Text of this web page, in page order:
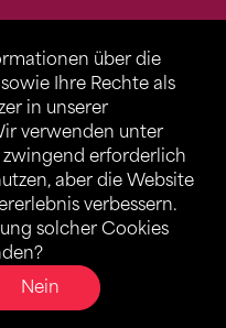
über die
Ihre Rechte als
in unserer
verwenden unter
erforderlich
aber die Website
verbessern.
solcher Cookies
Nein